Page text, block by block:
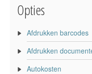
Telefonie
Partners
Opties
Afdrukken barcodes
Afdrukken
Autokosten